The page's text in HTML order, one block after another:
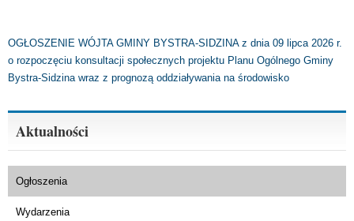
OGŁOSZENIE WÓJTA GMINY BYSTRA-SIDZINA z dnia 09 lipca 2026 r.
o rozpoczęciu konsultacji społecznych projektu Planu Ogólnego Gminy
Bystra-Sidzina wraz z prognozą oddziaływania na środowisko
Aktualności
Ogłoszenia
Wydarzenia